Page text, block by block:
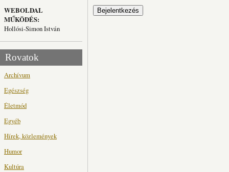
WEBOLDAL
MŰKÖDÉS:
Hollósi-Simon István
Rovatok
Archívum
Egészség
Életmód
Egyéb
Hírek, közlemények
Humor
Kultúra